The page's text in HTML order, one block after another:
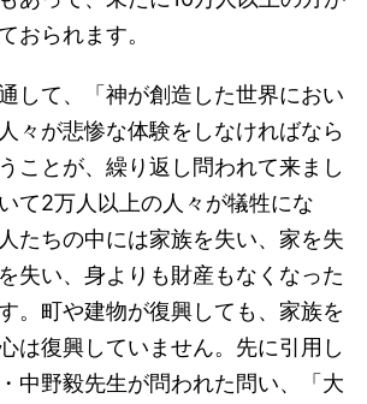
おられます。
して、「神が創造した世界におい
々が悲惨な体験をしなければなら
ことが、繰り返し問われて来まし
て2万人以上の人々が犠牲にな
たちの中には家族を失い、家を失
失い、身よりも財産もなくなった
。町や建物が復興しても、家族を
は復興していません。先に引用し
中野毅先生が問われた問い、「大